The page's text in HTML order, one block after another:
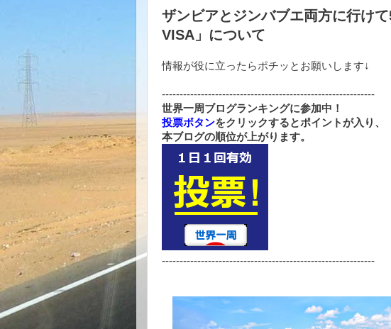
ザンビアとジンバブエ両方に行け
VISA」について
情報が役に立ったらポチッとお願いします↓
------------------------------------------------------------
世界一周ブログランキングに参加中！
投票ボタンをクリックするとポイントが入り、
本ブログの順位が上がります。
------------------------------------------------------------